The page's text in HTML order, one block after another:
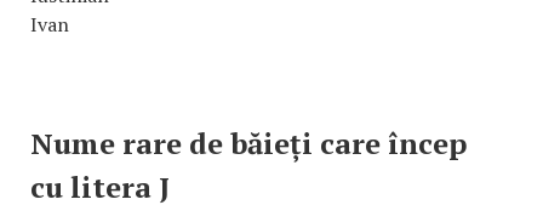
Ivan
Nume rare de băieți care încep
cu litera J